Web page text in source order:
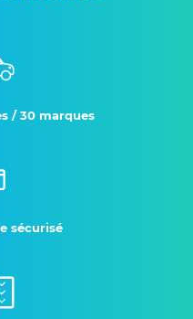
/ 30 marques
sécurisé